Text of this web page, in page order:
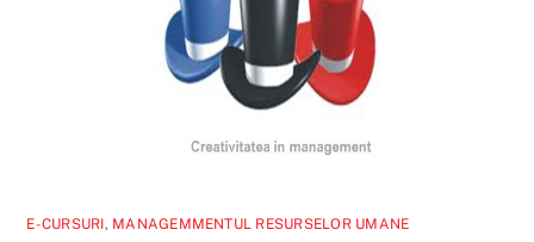
E-CURSURI, MANAGEMMENTUL RESURSELOR UMANE